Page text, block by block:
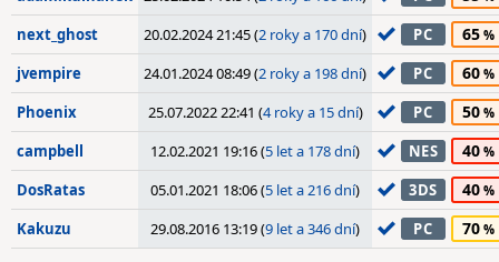
next_ghost 20.02.2024 21:45 (2 roky a 170 dní) PC 65
jvempire 24.01.2024 08:49 (2 roky a 198 dní) PC 60
Phoenix 25.07.2022 22:41 (4 roky a 15 dní) PC 50
campbell 12.02.2021 19:16 (5 let a 178 dní) NES 40
DosRatas 05.01.2021 18:06 (5 let a 216 dní) 3DS 40
Kakuzu 29.08.2016 13:19 (9 let a 346 dní) PC 70